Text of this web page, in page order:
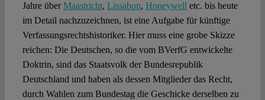
Jahre überMaastricht, Lissabon, Honeywell etc. bis heute
im Detail nachzuzeichnen, ist eine Aufgabe für künftige
Verfassungsrechtshistoriker. Hier muss eine grobe Skizze
reichen: Die Deutschen, so die vom BVerfG entwickelte
Doktrin, sind das Staatsvolk der Bundesrepublik
Deutschland und haben als dessen Mitglieder das Recht,
durch Wahlen zum Bundestag die Geschicke derselben zu